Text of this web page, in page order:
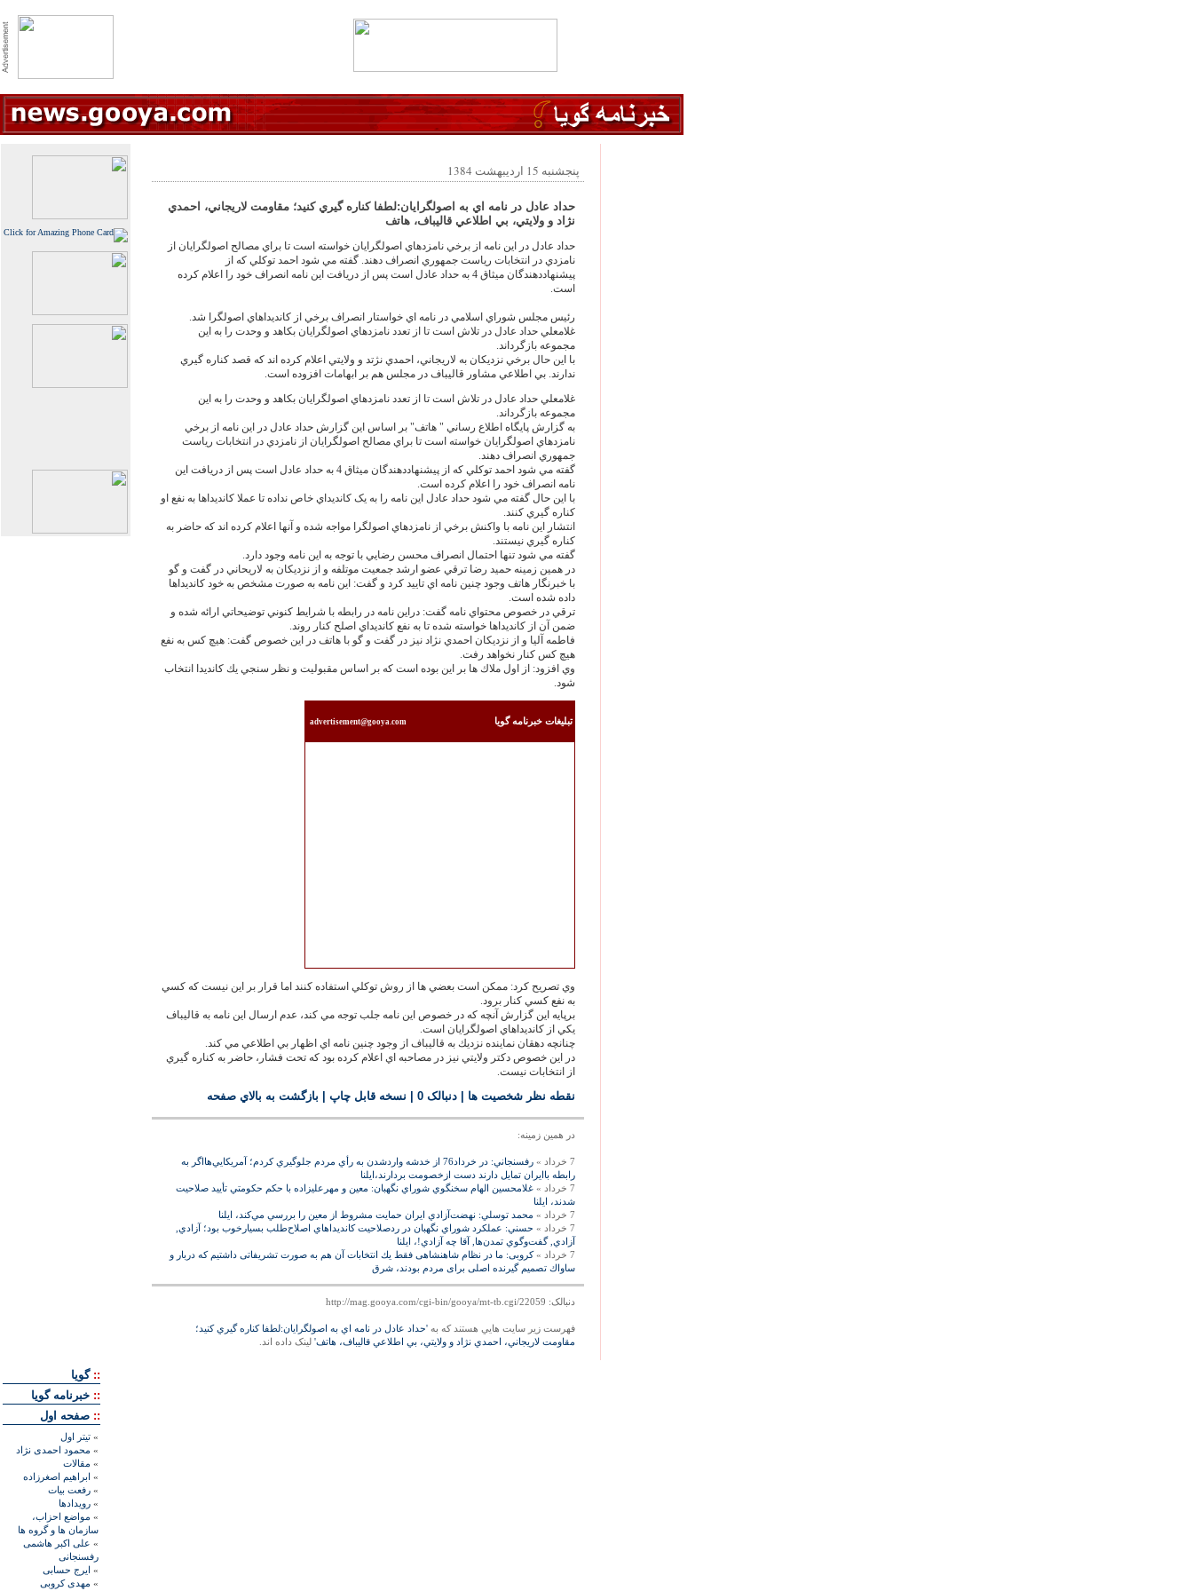
پنجشنبه 15 اردیبهشت 1384
حداد عادل در نامه اي به اصولگرايان:لطفا کناره گيري کنيد؛ مقاومت لاريجاني، احمدي
نژاد و ولايتي، بي اطلاعي قاليباف، هاتف
حداد عادل در اين نامه از برخي نامزدهاي اصولگرايان خواسته است تا براي مصالح اصولگرايان از
نامزدي در انتخابات رياست جمهوري انصراف دهند. گفته مي شود احمد توکلي که از
پيشنهاددهندگان ميثاق 4 به حداد عادل است پس از دريافت اين نامه انصراف خود را اعلام کرده
است.
رئيس مجلس شوراي اسلامي در نامه اي خواستار انصراف برخي از کانديداهاي اصولگرا شد.
غلامعلي حداد عادل در تلاش است تا از تعدد نامزدهاي اصولگرايان بکاهد و وحدت را به اين
مجموعه بازگرداند.
با اين حال برخي نزديکان به لاريجاني، احمدي نژتد و ولايتي اعلام کرده اند که قصد کناره گيري
ندارند. بي اطلاعي مشاور قاليباف در مجلس هم بر ابهامات افزوده است.
غلامعلي حداد عادل در تلاش است تا از تعدد نامزدهاي اصولگرايان بکاهد و وحدت را به اين
مجموعه بازگرداند.
به گزارش پايگاه اطلاع رساني " هاتف" بر اساس اين گزارش حداد عادل در اين نامه از برخي
نامزدهاي اصولگرايان خواسته است تا براي مصالح اصولگرايان از نامزدي در انتخابات رياست
جمهوري انصراف دهند.
گفته مي شود احمد توکلي که از پيشنهاددهندگان ميثاق 4 به حداد عادل است پس از دريافت اين
نامه انصراف خود را اعلام کرده است.
با اين حال گفته مي شود حداد عادل اين نامه را به يک کانديداي خاص نداده تا عملا کانديداها به نفع او
کناره گيري کنند.
انتشار اين نامه با واکنش برخي از نامزدهاي اصولگرا مواجه شده و آنها اعلام کرده اند که حاضر به
کناره گيري نيستند.
گفته مي شود تنها احتمال انصراف محسن رضايي با توجه به اين نامه وجود دارد.
در همين زمينه حميد رضا ترقي عضو ارشد جمعيت موتلفه و از نزديکان به لاريحاني در گفت و گو
با خبرنگار هاتف وجود چنين نامه اي تاييد كرد و گفت: اين نامه به صورت مشخص به خود كانديداها
داده شده است.
ترقي در خصوص محتواي نامه گفت: دراين نامه در رابطه با شرايط كنوني توضيحاتي ارائه شده و
ضمن آن از كانديداها خواسته شده تا به نفع كانديداي اصلح كنار روند.
فاطمه آليا و از نزديکان احمدي نژاد نيز در گفت و گو با هاتف در اين خصوص گفت: هيچ كس به نفع
هيچ كس كنار نخواهد رفت.
وي افزود: از اول ملاك ها بر اين بوده است كه بر اساس مقبوليت و نظر سنجي يك كانديدا انتخاب
شود.
تبليغات خبرنامه گويا advertisement@gooya.com
وي تصريح کرد: ممكن است بعضي ها از روش توكلي استفاده كنند اما قرار بر اين نيست كه كسي
به نفع كسي كنار برود.
برپايه اين گزارش آنچه كه در خصوص اين نامه جلب توجه مي كند، عدم ارسال اين نامه به قاليباف
يكي از كانديداهاي اصولگرايان است.
چنانچه دهقان نماينده نزديك به قاليباف از وجود چنين نامه اي اظهار بي اطلاعي مي كند.
در اين خصوص دكتر ولايتي نيز در مصاحبه اي اعلام کرده بود كه تحت فشار، حاضر به كناره گيري
از انتخابات نيست.
نقطه نظر شخصيت ها | دنبالک 0 نسخه قابل چاپ بازگشت به بالاي صفحه
در همين زمينه:
7 خرداد »
رفسنجاني: در خرداد76 از خدشه واردشدن به رأي مردم جلوگيري كردم؛ آمريكايي‌‏هااگر به
رابطه باايران تمايل دارند دست ازخصومت بردارند،ايلنا
7 خرداد »
غلامحسين الهام سخنگوي شوراي نگهبان: معين و مهرعليزاده با حكم حكومتي تأييد صلاحيت
شدند، ايلنا
7 خرداد »
محمد توسلي: نهضت‌‏آزادي ايران حمايت مشروط از معين را بررسي مي‌‏كند، ايلنا
7 خرداد »
حسني: عملكرد شوراي نگهبان در ردصلاحيت كانديداهاي اصلاح‌‏طلب بسيارخوب بود؛ آزادي,
آزادي, گفت‌‏وگوي تمدن‌‏ها, آقا چه آزادي!، ايلنا
7 خرداد »
كروبى: ما در نظام شاهنشاهى فقط يك انتخابات آن هم به صورت تشريفاتى داشتيم كه دربار و
ساواك تصميم گيرنده اصلى براى مردم بودند، شرق
دنبالک: http://mag.gooya.com/cgi-bin/gooya/mt-tb.cgi/22059
فهرست زير سايت هايي هستند که به 'حداد عادل در نامه اي به اصولگرايان:لطفا کناره گيري کنيد؛
مقاومت لاريجاني، احمدي نژاد و ولايتي، بي اطلاعي قاليباف، هاتف' لينک داده اند.
::گويا
:: خبرنامه گويا
:: صفحه اول
» تيتر اول
» محمود احمدی نژاد
» مقالات
» ابراهيم اصغرزاده
» رفعت بیات
» رويدادها
» مواضع احزاب،
سازمان ها و گروه ها
» علی اکبر هاشمی
رفسنجانی
» ايرج حسابی
» مهدی کروبی